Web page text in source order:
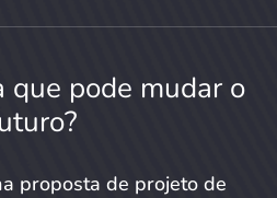
que pode mudar o
proposta de projeto de